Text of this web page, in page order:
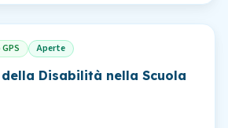
Aperte
della Disabilità nella Scuola